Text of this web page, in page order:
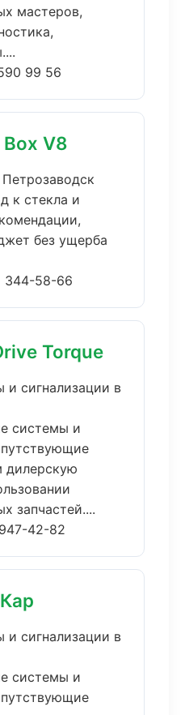
мастеров,
99 56
V8
к стекла и
без ущерба
344-58-66
Torque
сигнализации в
системы и
дилерскую
запчастей....
42-82
сигнализации в
системы и